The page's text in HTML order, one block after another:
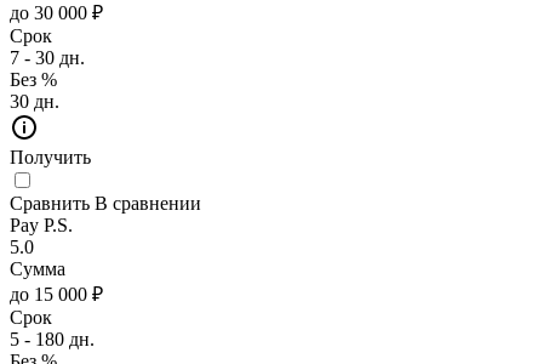
до 30 000 ₽
Срок
7 - 30 дн.
Без %
30 дн.
Получить
Сравнить В сравнении
Pay P.S.
5.0
Сумма
до 15 000 ₽
Срок
5 - 180 дн.